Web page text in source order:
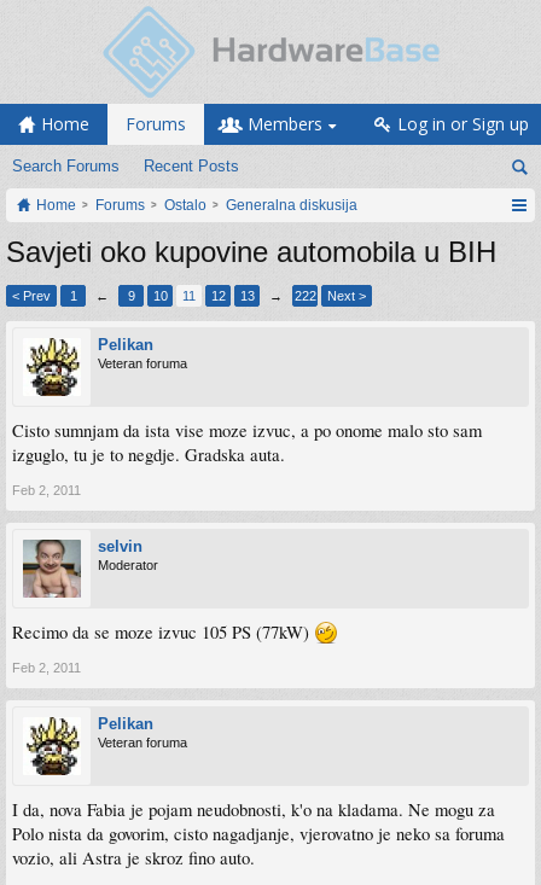
Home Forums
Search Forums Recent Posts
Members Log in or Sign up
Home Forums Ostalo Generalna diskusija
Savjeti oko kupovine automobila u BIH
< Prev 1 ← 9 10 11 12 13 → 222 Next >
Pelikan
Veteran foruma
Cisto sumnjam da ista vise moze izvuc, a po onome malo sto sam
izguglo, tu je to negdje. Gradska auta.
Feb 2, 2011
selvin
Moderator
Recimo da se moze izvuc 105 PS (77kW)
Feb 2, 2011
Pelikan
Veteran foruma
I da, nova Fabia je pojam neudobnosti, k'o na kladama. Ne mogu za
Polo nista da govorim, cisto nagadjanje, vjerovatno je neko sa foruma
vozio, ali Astra je skroz fino auto.